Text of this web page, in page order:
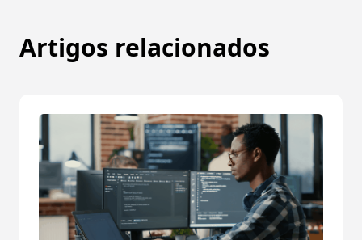
Artigos relacionados